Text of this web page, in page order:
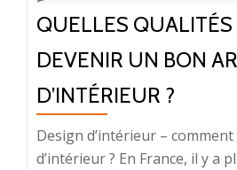
QUELLES
DEVENIR UN BON
D’INTÉRIEUR ?
Design d’intérieur –
d’intérieur ? En France, il y a